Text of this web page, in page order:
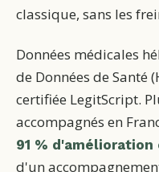
classique, sans les
Données médicales
de Données de Santé
certifiée LegitScript.
accompagnés en
91 %
d'un